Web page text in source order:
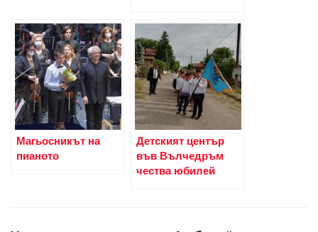
Магьосникът на
пианото
Детският център
във Вълчедръм
чества юбилей